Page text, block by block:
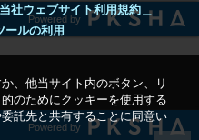
当社ウェブサイト利用規約＿
ールの利用
、他当サイト内のボタン、リ
のためにクッキーを使用する
託先と共有することに同意い
Powered by
Powered by